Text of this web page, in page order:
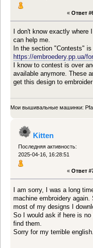
« Ответ
I don't know exactly
can help me.
In the section "Contests"
https://embroedery.pp.ua/
I know to contest is over
available anymore. These
get this design to
Мои вышивальные машинки:
Kitten
Последняя активность:
2025-04-16, 16:28:51
« Ответ
I am sorry, I was a long
machine embroidery
most of my designs I
So I would ask if here is
find them.
Sorry for my terrible